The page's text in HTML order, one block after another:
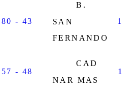
80 - 43
B.
SAN
FERNANDO
57 - 48
CAD
NAR MAS